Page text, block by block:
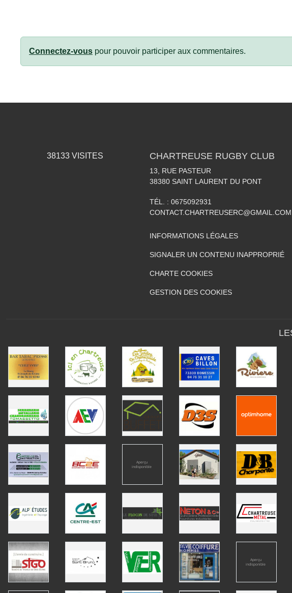
Connectez-vous pour pouvoir participer aux commentaires.
38133VISITES CHARTREUSE RUGBY CLUB
13, RUE PASTEUR
38380 SAINT LAURENT DU PONT
TÉL. : 0675092931
CONTACT.CHARTREUSERC@GMAIL.COM
INFORMATIONS LÉGALES
SIGNALER UN CONTENU INAPPROPRIÉ
CHARTE COOKIES
GESTION DES COOKIES